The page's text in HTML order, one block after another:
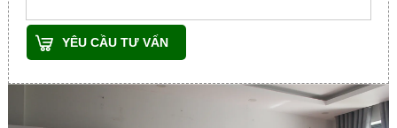
YÊU CẦU TƯ VẤN